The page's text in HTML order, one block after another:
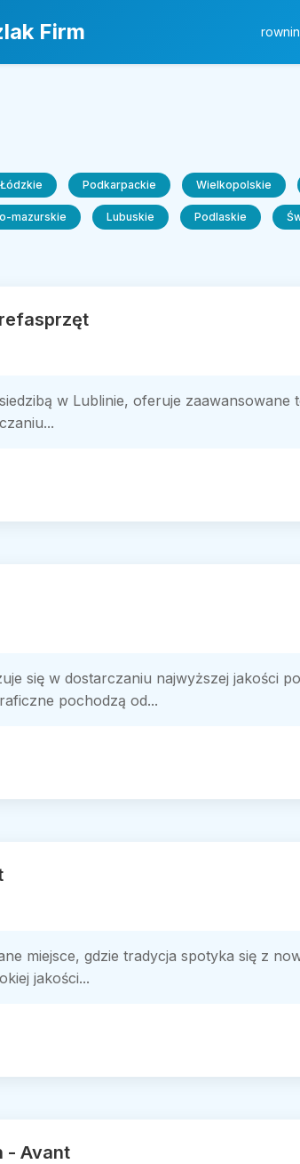
Firm
Łódzkie Podkarpackie Wielkopolskie
mazurskie Lubuskie Podlaskie
w Lublinie, oferuje zaawansowane
się w dostarczaniu najwyższej jakości
pochodzą od...
miejsce, gdzie tradycja spotyka się z
jakości...
- Avant